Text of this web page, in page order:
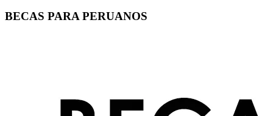
BECAS PARA PERUANOS